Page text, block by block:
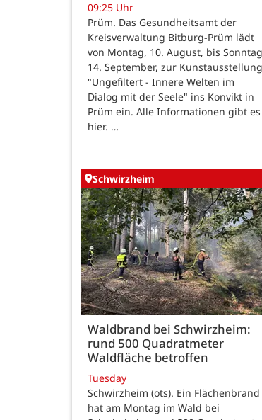
09:25 Uhr
Prüm. Das Gesundheitsamt der
Kreisverwaltung Bitburg-Prüm lädt
von Montag, 10. August, bis
14. September, zur Kunstausstellung
"Ungefiltert - Innere Welten im
Dialog mit der Seele" ins Konvikt in
Prüm ein. Alle Informationen gibt es
hier. …
Schwirzheim
Waldbrand bei Schwirzheim:
rund 500 Quadratmeter
Waldfläche betroffen
Tuesday
Schwirzheim (ots). Ein Flächenbrand
hat am Montag im Wald bei